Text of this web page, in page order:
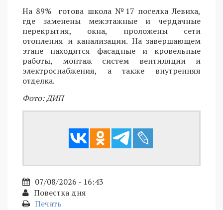
На 89% готова школа №17 поселка Левиха,
где заменены межэтажные и чердачные
перекрытия, окна, проложены сети
отопления и канализации. На завершающем
этапе находятся фасадные и кровельные
работы, монтаж систем вентиляции и
электроснабжения, а также внутренняя
отделка.
Фото: ДИП
07/08/2026 - 16:43
Повестка дня
Печать